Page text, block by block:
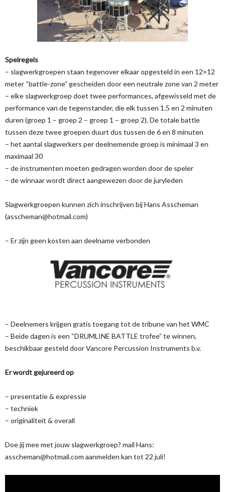
Spelregels
– slagwerkgroepen staan tegenover elkaar opgesteld in een 12×12
meter “battle-zone” gescheiden door een neutrale zone van 2 meter
– elke slagwerkgroep doet twee performances, afgewisseld met de
performance van de tegenstander, die elk tussen 1.5 en 2 minuten
duren (groep 1 – groep 2 – groep 1 – groep 2). De totale battle
tussen deze twee groepen duurt dus tussen de 6 en 8 minuten
– het aantal slagwerkers per deelnemende groep is minimaal 3 en
maximaal 30
– de instrumenten moeten gedragen worden door de speler
– de winnaar wordt direct aangewezen door de juryleden
Slagwerkgroepen kunnen zich inschrijven bij Hans Asscheman
(asscheman@hotmail.com)
– Er zijn geen kosten aan deelname verbonden
– Deelnemers krijgen gratis toegang tot de tribune van het WMC
– Beide dagen is een “DRUMLINE BATTLE trofee” te winnen,
beschikbaar gesteld door Vancore Percussion Instruments b.v.
Er wordt gejureerd op
– presentatie & expressie
– techniek
– originaliteit & overall
Doe jij mee met jouw slagwerkgroep? mail Hans:
asscheman@hotmail.com aanmelden kan tot 22 juli!